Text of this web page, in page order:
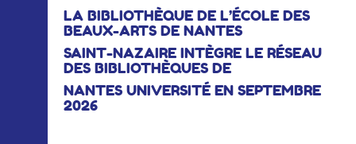
INTERNATIONAL
COURS PUBLICS
LA BIBLIOTHÈQUE DE L’ÉCOLE DES
BEAUX-ARTS DE NANTES
SAINT-NAZAIRE INTÈGRE LE RÉSEAU
DES BIBLIOTHÈQUES DE
NANTES UNIVERSITÉ EN SEPTEMBRE
2026